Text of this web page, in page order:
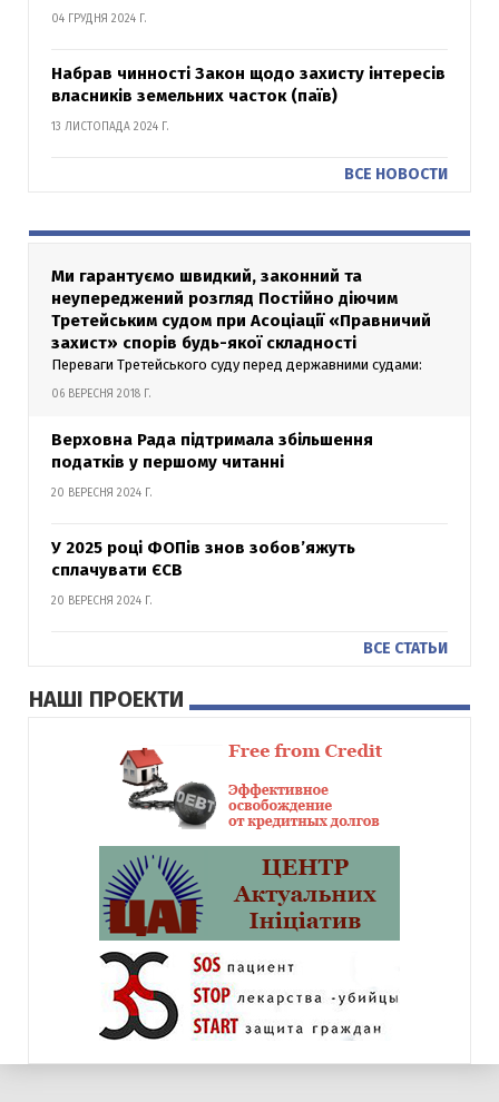
04 ГРУДНЯ 2024 Г.
Набрав чинності Закон щодо захисту інтересів
власників земельних часток (паїв)
13 ЛИСТОПАДА 2024 Г.
ВСЕ НОВОСТИ
Ми гарантуємо швидкий, законний та
неупереджений розгляд Постійно діючим
Третейським судом при Асоціації «Правничий
захист» спорів будь-якої складності
Переваги Третейського суду перед державними судами:
06 ВЕРЕСНЯ 2018 Г.
Верховна Рада підтримала збільшення
податків у першому читанні
20 ВЕРЕСНЯ 2024 Г.
У 2025 році ФОПів знов зобов’яжуть
сплачувати ЄСВ
20 ВЕРЕСНЯ 2024 Г.
ВСЕ СТАТЬИ
НАШІ ПРОЕКТИ